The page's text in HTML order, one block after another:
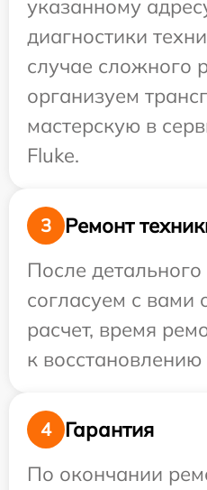
указанному
диагностики
случае сложного
организуем
мастерскую в
Fluke.
3
Ремонт
После
согласуем с вами
расчет, время
к восстановлению
4
Гарантия
По окончании